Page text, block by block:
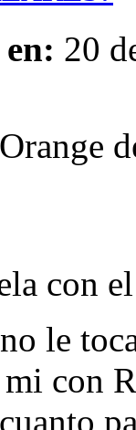
20
con
le
con